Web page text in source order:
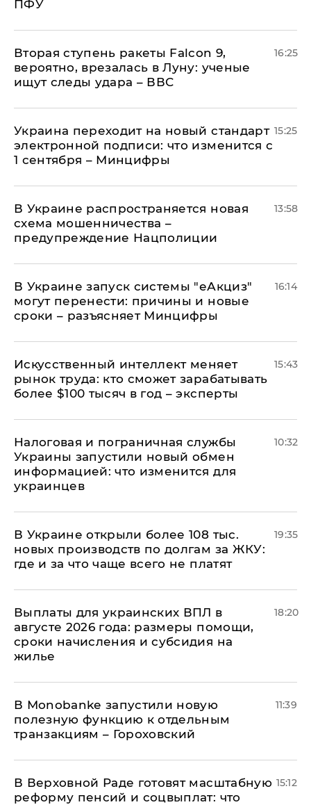
ПФУ
Вторая ступень ракеты Falcon 9,
вероятно, врезалась в Луну: ученые
ищут следы удара – ВВС
16:25
Украина переходит на новый стандарт
электронной подписи: что изменится с
1 сентября – Минцифры
15:25
В Украине распространяется новая
схема мошенничества –
предупреждение Нацполиции
13:58
В Украине запуск системы "еАкциз"
могут перенести: причины и новые
сроки – разъясняет Минцифры
16:14
Искусственный интеллект меняет
рынок труда: кто сможет зарабатывать
более $100 тысяч в год – эксперты
15:43
Налоговая и пограничная службы
Украины запустили новый обмен
информацией: что изменится для
украинцев
10:32
В Украине открыли более 108 тыс.
новых производств по долгам за ЖКУ:
где и за что чаще всего не платят
19:35
Выплаты для украинских ВПЛ в
августе 2026 года: размеры помощи,
сроки начисления и субсидия на
жилье
18:20
В Мonobankе запустили новую
полезную функцию к отдельным
транзакциям – Гороховский
11:39
В Верховной Раде готовят масштабную
реформу пенсий и соцвыплат: что
15:12